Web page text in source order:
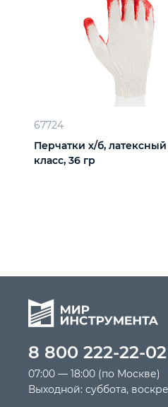
67724
Перчатки х/б, латексный
класс, 36 гр
8 800 222-22-02
07:00 — 18:00 (по Москве)
Выходной: суббота,